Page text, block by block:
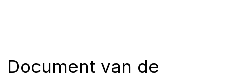
Document van de